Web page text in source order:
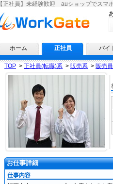
【正社員】未経験歓迎 auショップでス
求人情報ならワークゲートへ！
ホーム 正社員 バイ
TOP > 正社員(転職)系 > 販売系 > 販売
お仕事詳細
仕事内容